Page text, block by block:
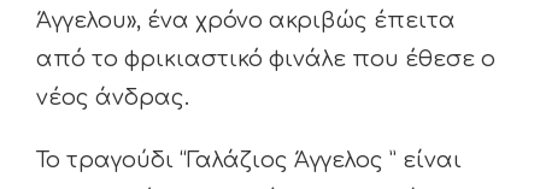
Άγγελου», ένα χρόνο ακριβώς έπειτα
από το φρικιαστικό φινάλε που έθεσε ο
νέος άνδρας.
Το τραγούδι “Γαλάζιος Άγγελος ” είναι